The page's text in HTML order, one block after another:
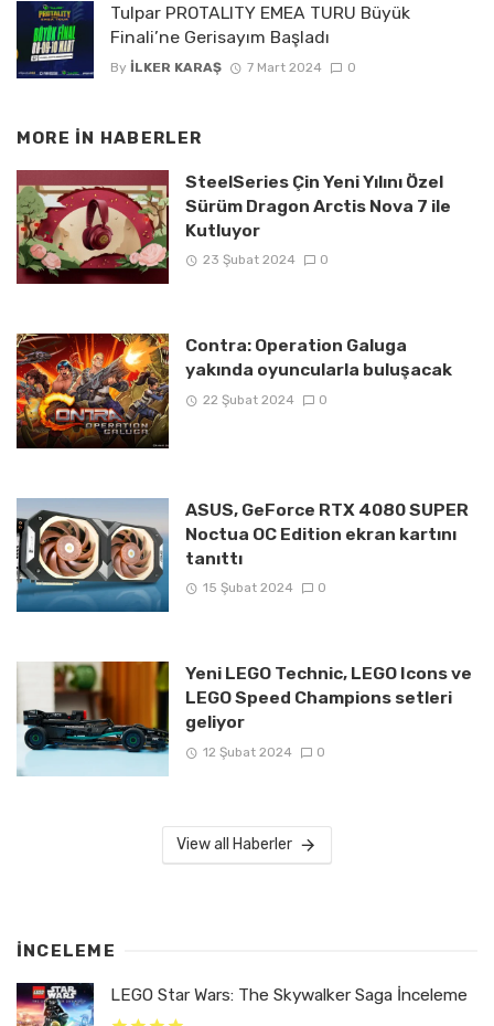
Tulpar PROTALITY EMEA TURU Büyük
Finali’ne Gerisayım Başladı
By İLKER KARAŞ 7 Mart 2024 0
MORE IN HABERLER
SteelSeries Çin Yeni Yılını Özel
Sürüm Dragon Arctis Nova 7 ile
Kutluyor
23 Şubat 2024 0
Contra: Operation Galuga
yakında oyuncularla buluşacak
22 Şubat 2024 0
ASUS, GeForce RTX 4080 SUPER
Noctua OC Edition ekran kartını
tanıttı
15 Şubat 2024 0
Yeni LEGO Technic, LEGO Icons ve
LEGO Speed Champions setleri
geliyor
12 Şubat 2024 0
View all Haberler
İNCELEME
LEGO Star Wars: The Skywalker Saga İnceleme